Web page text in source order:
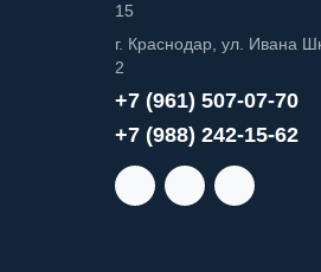
15
г. Краснодар, ул. Ивана
2
+7 (961) 507-07-70
+7 (988) 242-15-62